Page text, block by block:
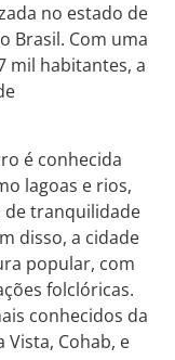
no estado de
Brasil. Com uma
mil habitantes, a
é conhecida
lagoas e rios,
de tranquilidade
disso, a cidade
popular, com
folclóricas.
conhecidos da
Vista, Cohab, e